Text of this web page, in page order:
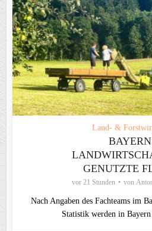
Land- &
GENUTZTE
vor 21 Stunden von
Nach Angaben des Fachteams im
Statistik werden in Bayern